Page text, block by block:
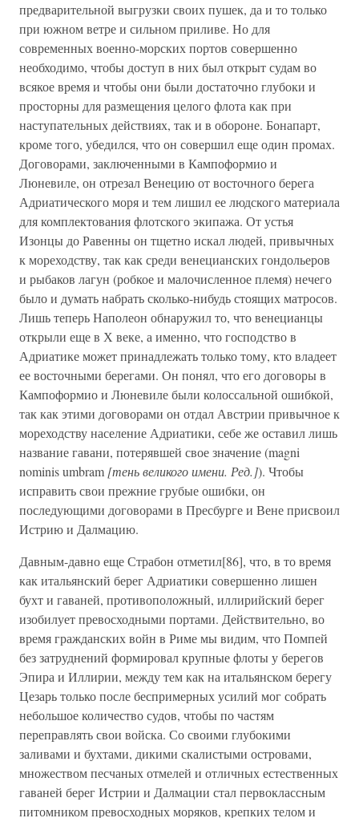
предварительной выгрузки своих пушек, да и то только
при южном ветре и сильном приливе. Но для
современных военно-морских портов совершенно
необходимо, чтобы доступ в них был открыт судам во
всякое время и чтобы они были достаточно глубоки и
просторны для размещения целого флота как при
наступательных действиях, так и в обороне. Бонапарт,
кроме того, убедился, что он совершил еще один промах.
Договорами, заключенными в Кампоформио и
Люневиле, он отрезал Венецию от восточного берега
Адриатического моря и тем лишил ее людского материала
для комплектования флотского экипажа. От устья
Изонцы до Равенны он тщетно искал людей, привычных
к мореходству, так как среди венецианских гондольеров
и рыбаков лагун (робкое и малочисленное племя) нечего
было и думать набрать сколько-нибудь стоящих матросов.
Лишь теперь Наполеон обнаружил то, что венецианцы
открыли еще в Х веке, а именно, что господство в
Адриатике может принадлежать только тому, кто владеет
ее восточными берегами. Он понял, что его договоры в
Кампоформио и Люневиле были колоссальной ошибкой,
так как этими договорами он отдал Австрии привычное к
мореходству население Адриатики, себе же оставил лишь
название гавани, потерявшей свое значение (magni
nominis umbram [тень великого имени. Ред.]). Чтобы
исправить свои прежние грубые ошибки, он
последующими договорами в Пресбурге и Вене присвоил
Истрию и Далмацию.
Давным-давно еще Страбон отметил[86], что, в то время
как итальянский берег Адриатики совершенно лишен
бухт и гаваней, противоположный, иллирийский берег
изобилует превосходными портами. Действительно, во
время гражданских войн в Риме мы видим, что Помпей
без затруднений формировал крупные флоты у берегов
Эпира и Иллирии, между тем как на итальянском берегу
Цезарь только после беспримерных усилий мог собрать
небольшое количество судов, чтобы по частям
переправлять свои войска. Со своими глубокими
заливами и бухтами, дикими скалистыми островами,
множеством песчаных отмелей и отличных естественных
гаваней берег Истрии и Далмации стал первоклассным
питомником превосходных моряков, крепких телом и